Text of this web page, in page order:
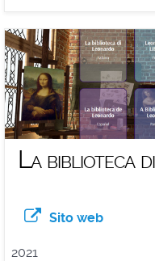
La biblioteca
Sito web
2021